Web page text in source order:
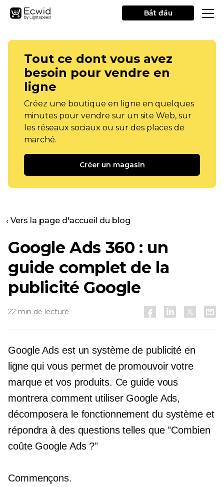
Bắt đầu
Tout ce dont vous avez
besoin pour vendre en
ligne
Créez une boutique en ligne en quelques
minutes pour vendre sur un site Web, sur
les réseaux sociaux ou sur des places de
marché.
Créer un magasin
‹ Vers la page d'accueil du blog
Google Ads 360 : un
guide complet de la
publicité Google
22 min de lecture
Google Ads est un système de publicité en
ligne qui vous permet de promouvoir votre
marque et vos produits. Ce guide vous
montrera comment utiliser Google Ads,
décomposera le fonctionnement du système et
répondra à des questions telles que "Combien
coûte Google Ads ?"
Commençons.